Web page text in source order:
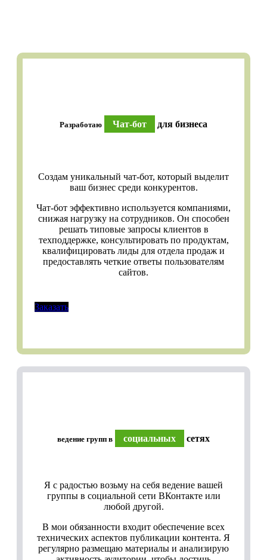
Разработаю Чат-бот для бизнеса
Создам уникальный чат-бот, который выделит
ваш бизнес среди конкурентов.
Чат-бот эффективно используется компаниями,
снижая нагрузку на сотрудников. Он способен
решать типовые запросы клиентов в
техподдержке, консультировать по продуктам,
квалифицировать лиды для отдела продаж и
предоставлять четкие ответы пользователям
сайтов.
Заказать
ведение групп в социальных сетях
Я с радостью возьму на себя ведение вашей
группы в социальной сети ВКонтакте или
любой другой.
В мои обязанности входит обеспечение всех
технических аспектов публикации контента. Я
регулярно размещаю материалы и анализирую